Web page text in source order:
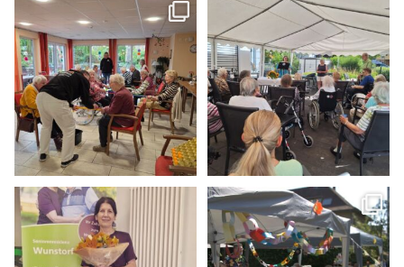
Schon am 12.05.2026 war er
endlich da: der...
7 0
Bei schönen Wetter am
26.06.2026 fand unser...
4 0
Heute dürfen wir Frau Ala
Urodnich zum 5 jährigen ...
12 0
Doppelt festlich ging es am
Samstag, 20.06.2026 in...
12 0